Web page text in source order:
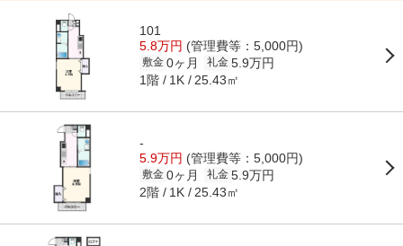
101
5.8万円 (管理費等：5,000円)
敷金 0ヶ月 礼金 5.9万円
1階 1K 25.43㎡
-
5.9万円 (管理費等：5,000円)
敷金 0ヶ月 礼金 5.9万円
2階 1K 25.43㎡